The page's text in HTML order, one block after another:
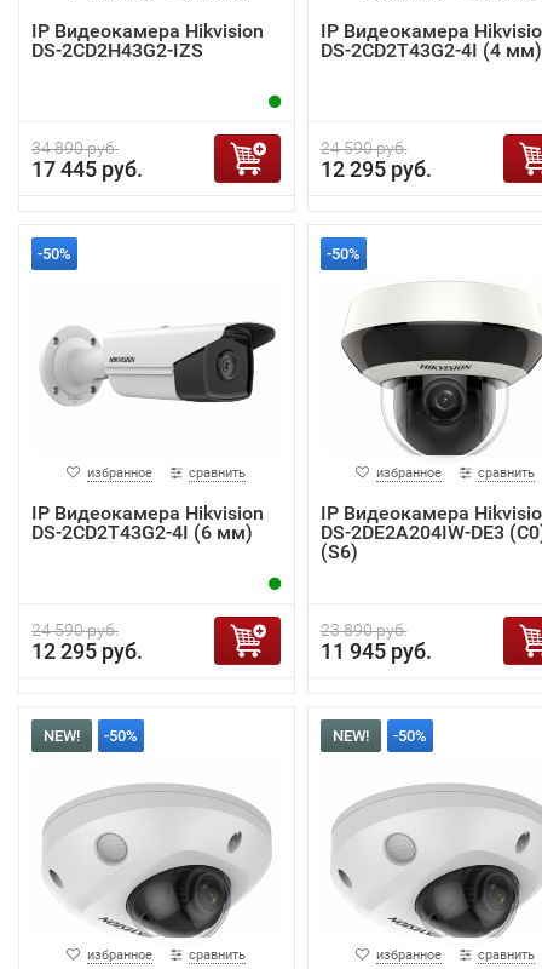
IP Видеокамера Hikvision
DS-2CD2H43G2-IZS
34 890 руб.
17 445 руб.
IP Видеокамера
DS-2CD2T43G2-4I (4 мм)
24 590 руб.
12 295 руб.
-50%
избранное сравнить
IP Видеокамера Hikvision
DS-2CD2T43G2-4I (6 мм)
24 590 руб.
12 295 руб.
-50%
избранное сравнить
IP Видеокамера
DS-2DE2A204IW-DE3
(S6)
23 890 руб.
11 945 руб.
NEW! -50%
избранное сравнить
NEW! -50%
избранное сравнить